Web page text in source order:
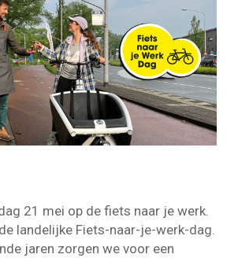
21 mei op de fiets naar je werk.
landelijke Fiets-naar-je-werk-dag.
jaren zorgen we voor een